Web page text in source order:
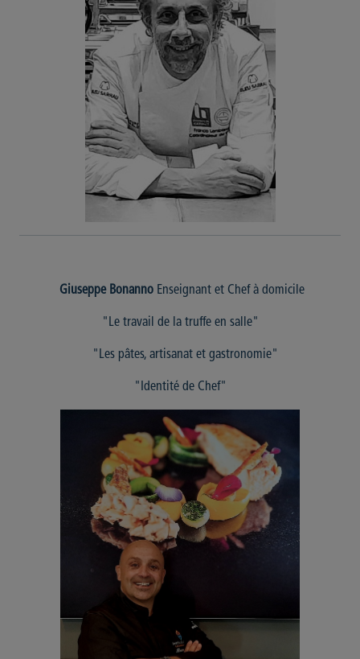
Giuseppe Bonanno Enseignant et Chef à domicile
"Le travail de la truffe en salle"
"Les pâtes, artisanat et gastronomie"
"Identité de Chef"